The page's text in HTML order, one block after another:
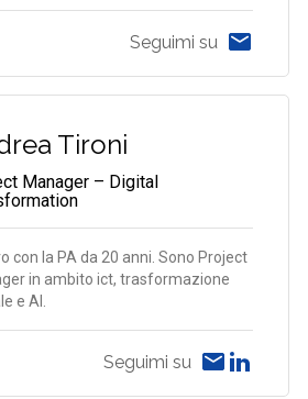
Seguimi su
Tironi
Manager – Digital
con la PA da 20 anni. Sono Project
in ambito ict, trasformazione
e AI.
Seguimi su